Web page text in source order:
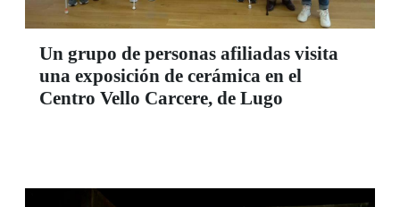
Un grupo de personas afiliadas visita
una exposición de cerámica en el
Centro Vello Carcere, de Lugo